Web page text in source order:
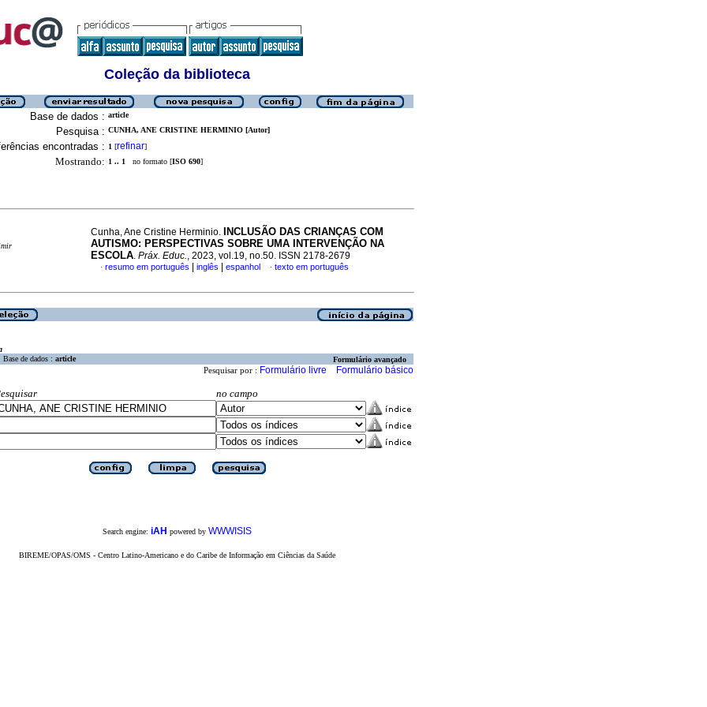
Coleção da biblioteca
Base de dados : article
Pesquisa : CUNHA, ANE CRISTINE HERMINIO [Autor]
encontradas : 1 [refinar]
Mostrando: 1 .. 1 no formato [ISO 690]
Cunha, Ane Cristine Herminio.
INCLUSÃO DAS CRIANÇAS COM
AUTISMO: PERSPECTIVAS SOBRE UMA INTERVENÇÃO NA
ESCOLA. Práx. Educ., 2023, vol.19, no.50. ISSN 2178-2679
· resumo em português inglês espanhol · texto em português
Base de dados : article Formulário avançado
Pesquisar por : Formulário livre Formulário básico
no campo
Search engine: iAH powered by WWWISIS
BIREME/OPAS/OMS - Centro Latino-Americano e do Caribe de Informação em Ciências da Saúde